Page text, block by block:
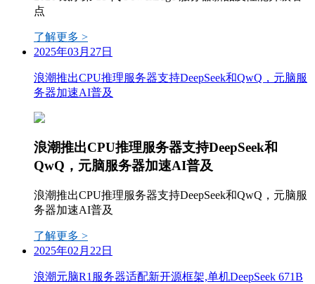
点
了解更多 >
2025年03月27日
浪潮推出CPU推理服务器支持DeepSeek和QwQ，元脑服
务器加速AI普及
浪潮推出CPU推理服务器支持DeepSeek和
QwQ，元脑服务器加速AI普及
浪潮推出CPU推理服务器支持DeepSeek和QwQ，元脑服
务器加速AI普及
了解更多 >
2025年02月22日
浪潮元脑R1服务器适配新开源框架,单机DeepSeek 671B